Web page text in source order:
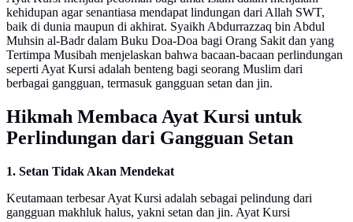
kehidupan agar senantiasa mendapat lindungan dari Allah SWT,
baik di dunia maupun di akhirat. Syaikh Abdurrazzaq bin Abdul
Muhsin al-Badr dalam Buku Doa-Doa bagi Orang Sakit dan yang
Tertimpa Musibah menjelaskan bahwa bacaan-bacaan perlindungan
seperti Ayat Kursi adalah benteng bagi seorang Muslim dari
berbagai gangguan, termasuk gangguan setan dan jin.
Hikmah Membaca Ayat Kursi untuk
Perlindungan dari Gangguan Setan
1. Setan Tidak Akan Mendekat
Keutamaan terbesar Ayat Kursi adalah sebagai pelindung dari
gangguan makhluk halus, yakni setan dan jin. Ayat Kursi